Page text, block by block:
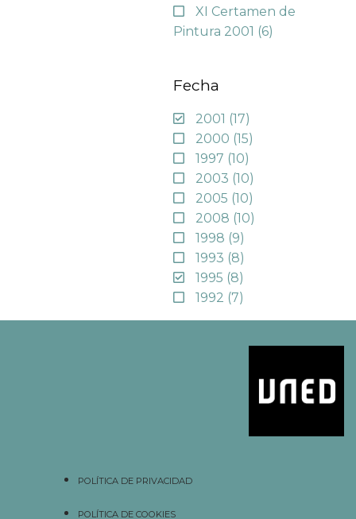
XI Certamen de
Pintura 2001 (6)
Fecha
2001 (17)
2000 (15)
1997 (10)
2003 (10)
2005 (10)
2008 (10)
1998 (9)
1993 (8)
1995 (8)
1992 (7)
POLÍTICA DE PRIVACIDAD
POLÍTICA DE COOKIES